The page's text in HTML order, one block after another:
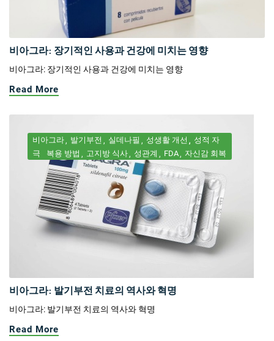
비아그라: 장기적인 사용과 건강에 미치는 영향
비아그라: 장기적인 사용과 건강에 미치는 영향
Read More
비아그라 발기부전 실데나필 성생활 개선
성적 자
극
복용 방법 고지방 식사 성관계 FDA 자신감 회복
비아그라: 발기부전 치료의 역사와 혁명
비아그라: 발기부전 치료의 역사와 혁명
Read More